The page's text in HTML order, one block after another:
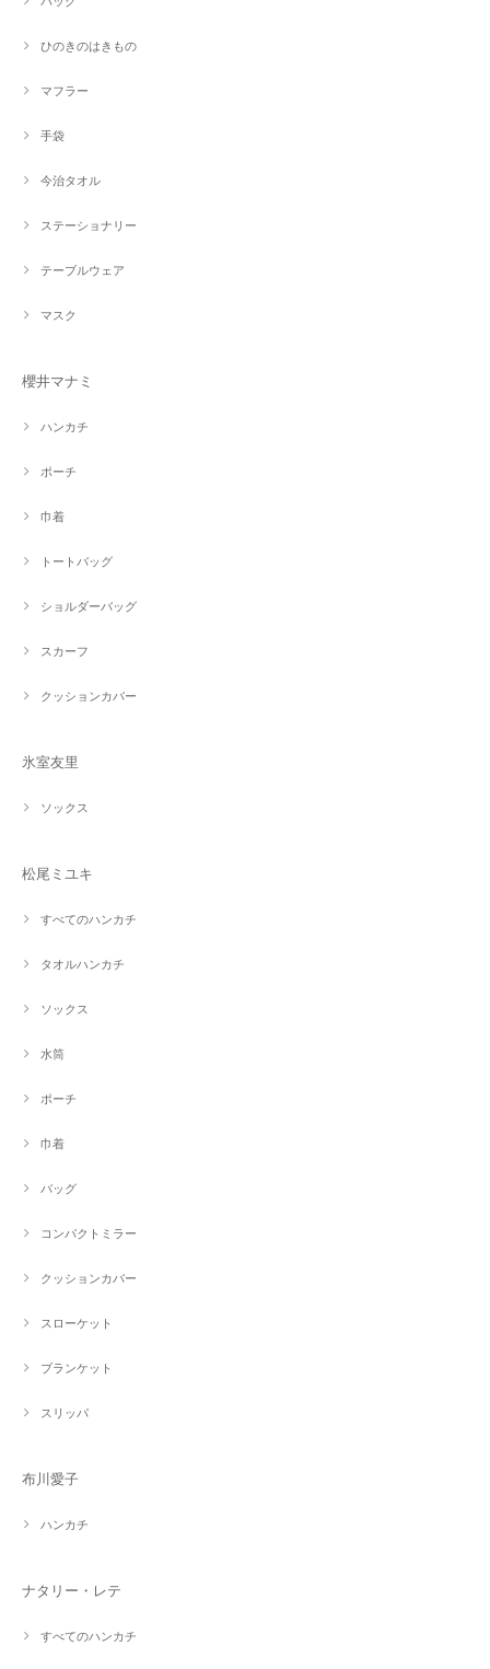
ひのきのはきもの
マフラー
手袋
今治タオル
ステーショナリー
テーブルウェア
マスク
櫻井マナミ
ハンカチ
ポーチ
巾着
トートバッグ
ショルダーバッグ
スカーフ
クッションカバー
氷室友里
ソックス
松尾ミユキ
すべてのハンカチ
タオルハンカチ
ソックス
水筒
ポーチ
巾着
バッグ
コンパクトミラー
クッションカバー
スローケット
ブランケット
スリッパ
布川愛子
ハンカチ
ナタリー・レテ
すべてのハンカチ